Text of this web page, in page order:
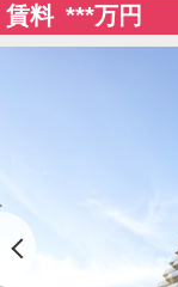
賃料 ***万円